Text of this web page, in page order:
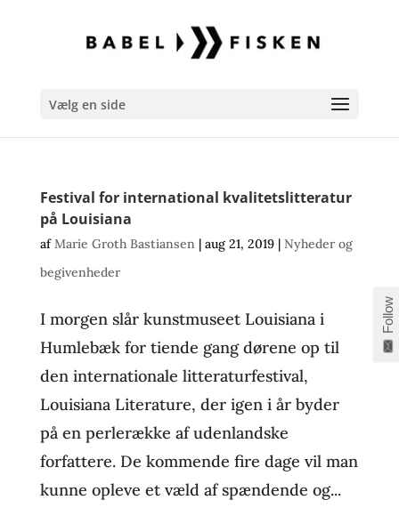
Vælg en side
Festival for international kvalitetslitteratur
på Louisiana
afMarie Groth Bastiansen| aug 21, 2019| Nyheder og
begivenheder
I morgen slår kunstmuseet Louisiana i
Humlebæk for tiende gang dørene op til
den internationale litteraturfestival,
Louisiana Literature, der igen i år byder
på en perlerække af udenlandske
forfattere. De kommende fire dage vil man
kunne opleve et væld af spændende og...
Follow